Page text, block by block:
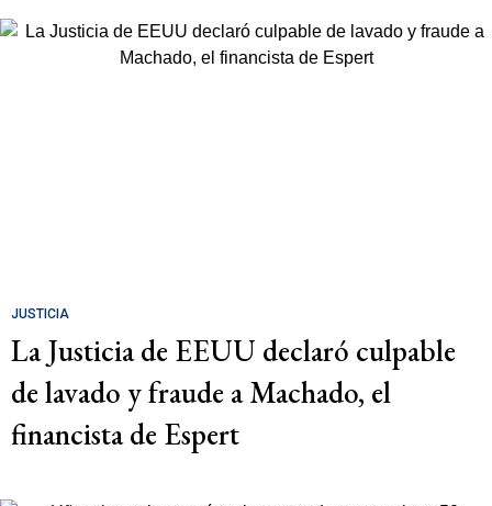
JUSTICIA
La Justicia de EEUU declaró culpable
de lavado y fraude a Machado, el
financista de Espert